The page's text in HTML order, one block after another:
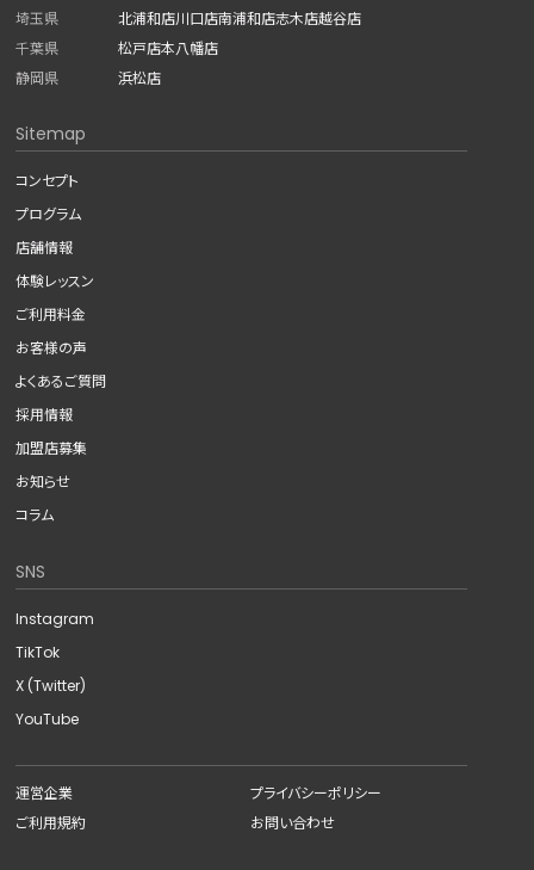
埼玉県
北浦和店川口店南浦和店志木店越谷店
千葉県
松戸店本八幡店
静岡県
浜松店
Sitemap
コンセプト
プログラム
店舗情報
体験レッスン
ご利用料金
お客様の声
よくあるご質問
採用情報
加盟店募集
お知らせ
コラム
SNS
Instagram
TikTok
X (Twitter)
YouTube
運営企業
プライバシーポリシー
ご利用規約
お問い合わせ